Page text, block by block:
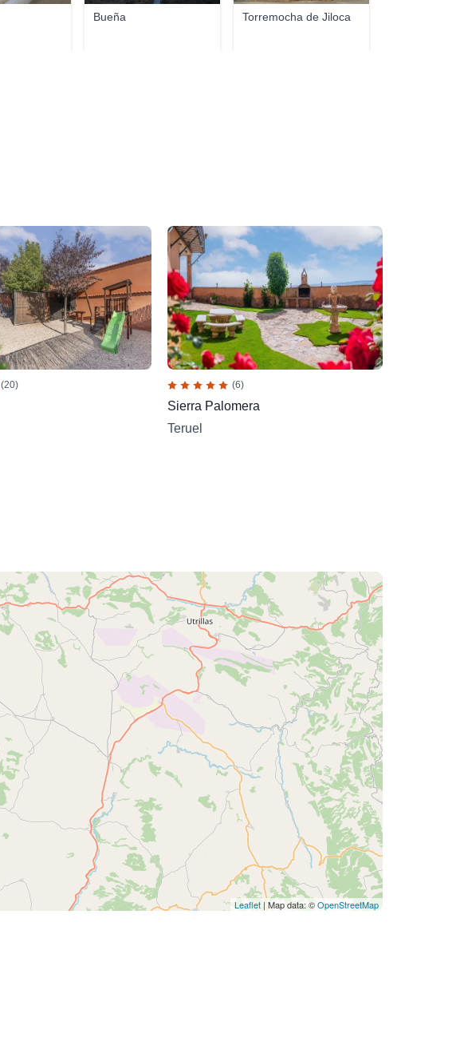
Bueña Torremocha de Jiloca
(20) (6)
Sierra Palomera
Teruel
Leaflet | Map data: ©OpenStreetMap